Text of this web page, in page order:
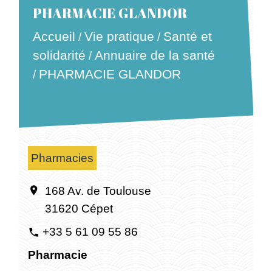
PHARMACIE GLANDOR
Accueil /Vie pratique / Santé et
solidarité /Annuaire de la santé
/ PHARMACIE GLANDOR
Pharmacies
location_on
168 Av. de Toulouse
31620 Cépet
phone +33 5 61 09 55 86
Pharmacie